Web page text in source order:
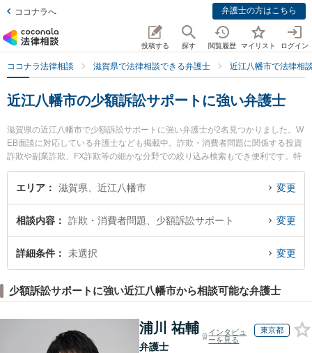
ココナラへ 弁護士の方はこちら
投稿する 探す 閲覧履歴 マイリスト ログイン
ココナラ法律相談 滋賀県で法律相談できる弁護士 近江八幡市で法律相
近江八幡市の少額訴訟サポートに強い弁護士
滋賀県の近江八幡市で少額訴訟サポートに強い弁護士が2名見つかりました。W
EB面談に対応している弁護士なども掲載中。詐欺・消費者問題に関係する投資
詐欺や副業詐欺、FX詐欺等の細かな分野での絞り込み検索もでき便利です。特
にローイング法律事務所の徳山 紗里弁護士や近江八幡法律事務所の俣木 徹弁護
士のプロフィール情報や弁護士費用、強みなどが注目されています。『近江八
幡市で土日や夜間に発生した少額訴訟サポートのトラブルを今すぐに弁護士に
検索したい』『初回相談無料で少額訴訟サポートを法律相談できる近江八幡市
内の弁護士に相談予約したい』などでお困りの相談者さんにおすすめです。
エリア 滋賀県、近江八幡市 変更
相談内容 詐欺・消費者問題、少額訴訟サポート 変更
詳細条件 未選択 変更
少額訴訟サポートに強い近江八幡市から相談可能な弁護士
浦川 祐輔
弁護士
インタビュ
ーを見る
東京都